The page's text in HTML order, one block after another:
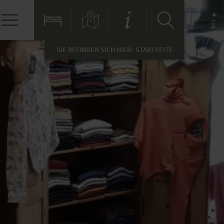
SIE BEFINDEN SICH HIER: STARTSEITE